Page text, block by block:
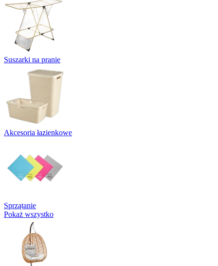
Suszarki na pranie
Akcesoria łazienkowe
Sprzątanie
Pokaż wszystko